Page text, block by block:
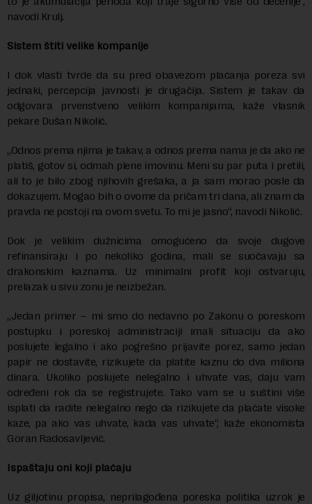
navodi Krulj.
Sistem štiti velike kompanije
I dok vlasti tvrde da su pred obavezom plaćanja poreza svi
jednaki, percepcija javnosti je drugačija. Sistem je takav da
odgovara prvenstveno velikim kompanijama, kaže vlasnik
pekare Dušan Nikolić.
„Odnos prema njima je takav, a odnos prema nama je da ako ne
platiš, gotov si, odmah plene imovinu. Meni su par puta i pretili,
ali to je bilo zbog njihovih grešaka, a ja sam morao posle da
dokazujem. Mogao bih o ovome da pričam tri dana, ali znam da
pravda ne postoji na ovom svetu. To mi je jasno“, navodi Nikolić.
Dok je velikim dužnicima omogućeno da svoje dugove
refinansiraju i po nekoliko godina, mali se suočavaju sa
drakonskim kaznama. Uz minimalni profit koji ostvaruju,
prelazak u sivu zonu je neizbežan.
„Jedan primer – mi smo do nedavno po Zakonu o poreskom
postupku i poreskoj administraciji imali situaciju da ako
poslujete legalno i ako pogrešno prijavite porez, samo jedan
papir ne dostavite, rizikujete da platite kaznu do dva miliona
dinara. Ukoliko poslujete nelegalno i uhvate vas, daju vam
određeni rok da se registrujete. Tako vam se u suštini više
isplati da radite nelegalno nego da rizikujete da plaćate visoke
kaze, pa ako vas uhvate, kada vas uhvate“, kaže ekonomista
Goran Radosavljević.
Ispaštaju oni koji plaćaju
Uz giljotinu propisa, neprilagođena poreska politika uzrok je